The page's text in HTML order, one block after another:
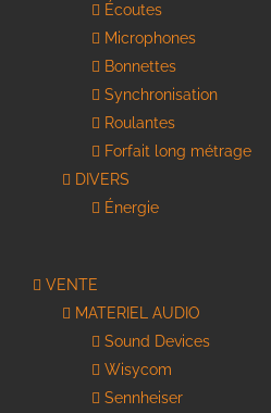
Écoutes
Microphones
Bonnettes
Synchronisation
Roulantes
Forfait long métrage
DIVERS
Énergie
VENTE
MATERIEL AUDIO
Sound Devices
Wisycom
Sennheiser